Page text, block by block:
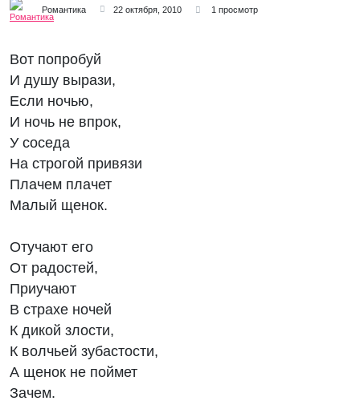
Романтика 22 октября, 2010 1 просмотр
Вот попробуй
И душу вырази,
Если ночью,
И ночь не впрок,
У соседа
На строгой привязи
Плачем плачет
Малый щенок.
Отучают его
От радостей,
Приучают
В страхе ночей
К дикой злости,
К волчьей зубастости,
А щенок не поймет
Зачем.